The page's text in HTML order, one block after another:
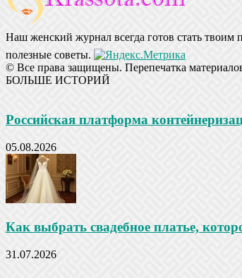
Наш женский журнал всегда готов стать твоим
полезные советы.
© Все права защищены. Перепечатка
БОЛЬШЕ ИСТОРИЙ
Российская платформа
05.08.2026
Как выбрать свадебное платье,
31.07.2026